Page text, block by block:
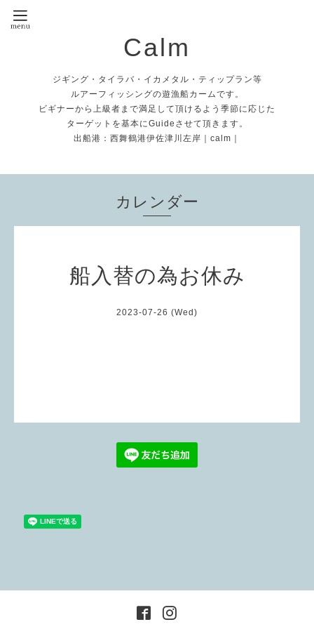
Calm
ジギング・タイラバ・イカメタル・ティップラン等
ルアーフィッシングの遊漁船カームです。
ビギナーから上級者まで満足して頂けるよう季節に応じた
ターゲットを基本にGuideさせて頂きます。
出船港：西舞鶴港伊佐津川左岸｜calm｜
カレンダー
船入替の為お休み
2023-07-26 (Wed)